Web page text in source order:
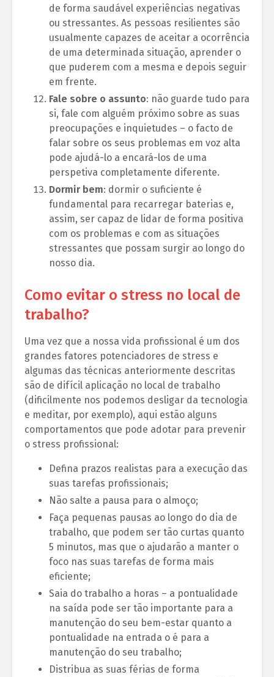
de forma saudável experiências negativas
ou stressantes. As pessoas resilientes são
usualmente capazes de aceitar a ocorrência
de uma determinada situação, aprender o
que puderem com a mesma e depois seguir
em frente.
Fale sobre o assunto: não guarde tudo para
si, fale com alguém próximo sobre as suas
preocupações e inquietudes – o facto de
falar sobre os seus problemas em voz alta
pode ajudá-lo a encará-los de uma
perspetiva completamente diferente.
Dormir bem: dormir o suficiente é
fundamental para recarregar baterias e,
assim, ser capaz de lidar de forma positiva
com os problemas e com as situações
stressantes que possam surgir ao longo do
nosso dia.
Como evitar o stress no local de
trabalho?
Uma vez que a nossa vida profissional é um dos
grandes fatores potenciadores de stress e
algumas das técnicas anteriormente descritas
são de difícil aplicação no local de trabalho
(dificilmente nos podemos desligar da tecnologia
e meditar, por exemplo), aqui estão alguns
comportamentos que pode adotar para prevenir
o stress profissional:
Defina prazos realistas para a execução das
suas tarefas profissionais;
Não salte a pausa para o almoço;
Faça pequenas pausas ao longo do dia de
trabalho, que podem ser tão curtas quanto
5 minutos, mas que o ajudarão a manter o
foco nas suas tarefas de forma mais
eficiente;
Saia do trabalho a horas – a pontualidade
na saída pode ser tão importante para a
manutenção do seu bem-estar quanto a
pontualidade na entrada o é para a
manutenção do seu trabalho;
Distribua as suas férias de forma